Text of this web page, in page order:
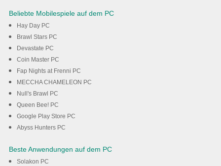
Beliebte Mobilespiele auf dem PC
Hay Day PC
Brawl Stars PC
Devastate PC
Coin Master PC
Fap Nights at Frenni PC
MECCHA CHAMELEON PC
Null's Brawl PC
Queen Bee! PC
Google Play Store PC
Abyss Hunters PC
Beste Anwendungen auf dem PC
Solakon PC